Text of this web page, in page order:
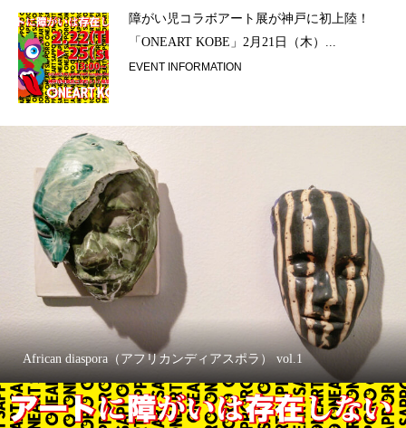
障がい児コラボアート展が神戸に初上陸！
「ONEART KOBE」2月21日（木）...
EVENT INFORMATION
African diaspora（アフリカンディアスポラ） vol.1